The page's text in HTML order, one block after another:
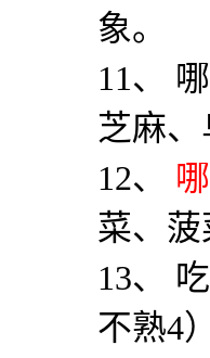
象。
11、
芝麻
12、
菜、
13、
不熟4